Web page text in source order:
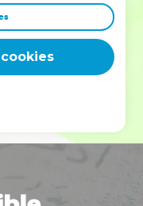
afin que leurs erreurs
un ministère, une
expérience est faite